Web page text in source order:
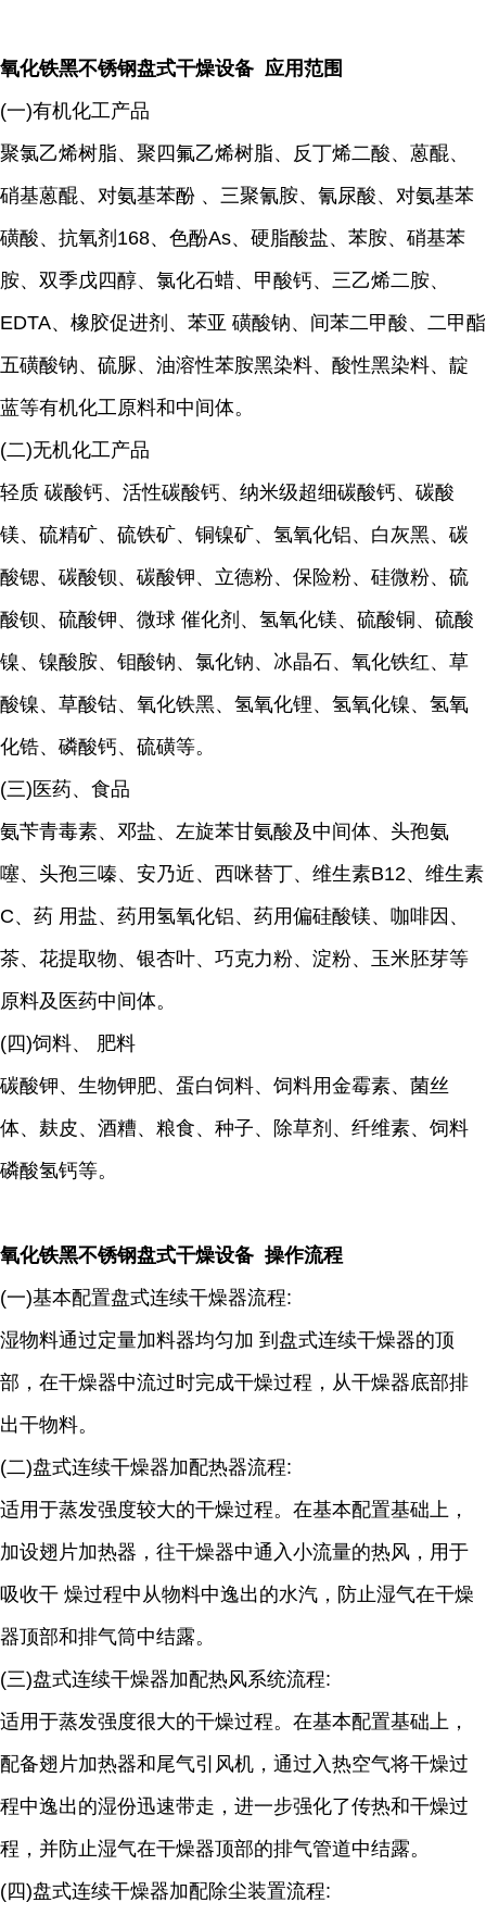
氧化铁黑不锈钢盘式干燥设备 应用范围
(一)有机化工产品
聚氯乙烯树脂、聚四氟乙烯树脂、反丁烯二酸、蒽醌、
硝基蒽醌、对氨基苯酚 、三聚氰胺、氰尿酸、对氨基苯
磺酸、抗氧剂168、色酚As、硬脂酸盐、苯胺、硝基苯
胺、双季戊四醇、氯化石蜡、甲酸钙、三乙烯二胺、
EDTA、橡胶促进剂、苯亚 磺酸钠、间苯二甲酸、二甲酯
五磺酸钠、硫脲、油溶性苯胺黑染料、酸性黑染料、靛
蓝等有机化工原料和中间体。
(二)无机化工产品
轻质 碳酸钙、活性碳酸钙、纳米级超细碳酸钙、碳酸
镁、硫精矿、硫铁矿、铜镍矿、氢氧化铝、白灰黑、碳
酸锶、碳酸钡、碳酸钾、立德粉、保险粉、硅微粉、硫
酸钡、硫酸钾、微球 催化剂、氢氧化镁、硫酸铜、硫酸
镍、镍酸胺、钼酸钠、氯化钠、冰晶石、氧化铁红、草
酸镍、草酸钴、氧化铁黑、氢氧化锂、氢氧化镍、氢氧
化锆、磷酸钙、硫磺等。
(三)医药、食品
氨苄青毒素、邓盐、左旋苯甘氨酸及中间体、头孢氨
噻、头孢三嗪、安乃近、西咪替丁、维生素B12、维生素
C、药 用盐、药用氢氧化铝、药用偏硅酸镁、咖啡因、
茶、花提取物、银杏叶、巧克力粉、淀粉、玉米胚芽等
原料及医药中间体。
(四)饲料、 肥料
碳酸钾、生物钾肥、蛋白饲料、饲料用金霉素、菌丝
体、麸皮、酒糟、粮食、种子、除草剂、纤维素、饲料
磷酸氢钙等。
氧化铁黑不锈钢盘式干燥设备 操作流程
(一)基本配置盘式连续干燥器流程:
湿物料通过定量加料器均匀加 到盘式连续干燥器的顶
部，在干燥器中流过时完成干燥过程，从干燥器底部排
出干物料。
(二)盘式连续干燥器加配热器流程:
适用于蒸发强度较大的干燥过程。在基本配置基础上，
加设翅片加热器，往干燥器中通入小流量的热风，用于
吸收干 燥过程中从物料中逸出的水汽，防止湿气在干燥
器顶部和排气筒中结露。
(三)盘式连续干燥器加配热风系统流程:
适用于蒸发强度很大的干燥过程。在基本配置基础上，
配备翅片加热器和尾气引风机，通过入热空气将干燥过
程中逸出的湿份迅速带走，进一步强化了传热和干燥过
程，并防止湿气在干燥器顶部的排气管道中结露。
(四)盘式连续干燥器加配除尘装置流程: